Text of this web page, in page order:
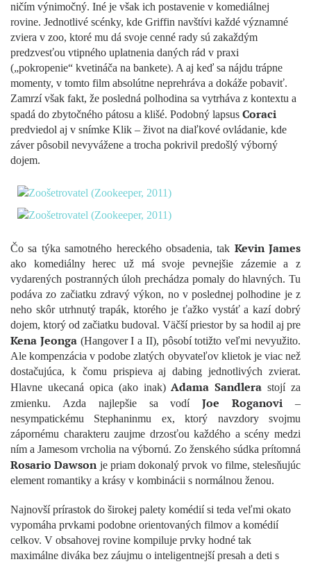
ničím výnimočný. Iné je však ich postavenie v komediálnej
rovine. Jednotlivé scénky, kde Griffin navštívi každé významné
zviera v zoo, ktoré mu dá svoje cenné rady sú zakaždým
predzvesťou vtipného uplatnenia daných rád v praxi
(„pokropenie“ kvetináča na bankete). A aj keď sa nájdu trápne
momenty, v tomto film absolútne neprehráva a dokáže pobaviť.
Zamrzí však fakt, že posledná polhodina sa vytrháva z kontextu a
spadá do zbytočného pátosu a klišé. Podobný lapsus Coraci
predviedol aj v snímke Klik – život na diaľkové ovládanie, kde
záver pôsobil nevyvážene a trocha pokrivil predošlý výborný
dojem.
Čo sa týka samotného hereckého obsadenia, tak Kevin James
ako komediálny herec už má svoje pevnejšie zázemie a z
vydarených postranných úloh prechádza pomaly do hlavných. Tu
podáva zo začiatku zdravý výkon, no v poslednej polhodine je z
neho skôr utrhnutý trapák, ktorého je ťažko vystáť a kazí dobrý
dojem, ktorý od začiatku budoval. Väčší priestor by sa hodil aj pre
Kena Jeonga(Hangover I a II), pôsobí totižto veľmi nevyužito.
Ale kompenzácia v podobe zlatých obyvateľov klietok je viac než
dostačujúca, k čomu prispieva aj dabing jednotlivých zvierat.
Hlavne ukecaná opica (ako inak)Adama Sandlera stojí za
zmienku. Azda najlepšie sa vodíJoe Roganovi –
nesympatickému Stephaninmu ex, ktorý navzdory svojmu
zápornému charakteru zaujme drzosťou každého a scény medzi
ním a Jamesom vrcholia na výbornú. Zo ženského súdka prítomná
Rosario Dawson je priam dokonalý prvok vo filme, stelesňujúc
element romantiky a krásy v kombinácii s normálnou ženou.
Najnovší prírastok do širokej palety komédií si teda veľmi okato
vypomáha prvkami podobne orientovaných filmov a komédií
celkov. V obsahovej rovine kompiluje prvky hodné tak
maximálne diváka bez záujmu o inteligentnejší presah a deti s